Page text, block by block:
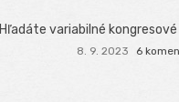
Hľadáte variabilné
8. 9. 2023 6